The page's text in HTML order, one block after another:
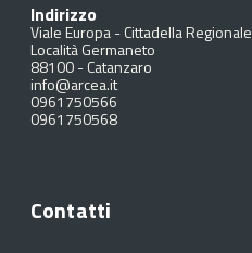
Indirizzo
Viale Europa - Cittadella Regionale
Località Germaneto
88100-Catanzaro
info@arcea.it
0961750566
0961750568
Contatti